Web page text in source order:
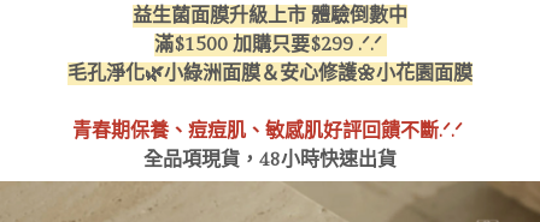
益生菌面膜升級上市 體驗倒數中
滿$1500 加購只要$299 .ᐟ.ᐟ
毛孔淨化🌿小綠洲面膜＆安心修護🌼小花園面膜
青春期保養、痘痘肌、敏感肌好評回饋不斷.ᐟ.ᐟ
全品項現貨，48小時快速出貨